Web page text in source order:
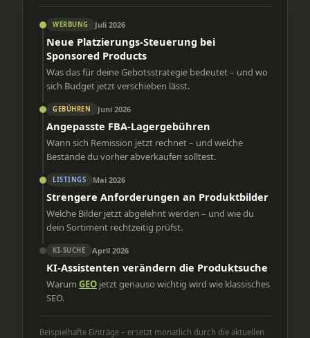
WERBUNG Juli 2026
Neue Platzierungs-Steuerung bei
Sponsored Products
Was das für deine Gebotsstrategie bedeutet – und wo
sich Budget jetzt verschieben lässt.
GEBÜHREN Juni 2026
Angepasste FBA-Lagergebühren
Wann sich Remission jetzt rechnet – und welche
Bestände du vorher abverkaufen solltest.
LISTINGS Mai 2026
Strengere Anforderungen an Produktbilder
Welche Bilder jetzt abgelehnt werden – und wie du
dein Sortiment rechtzeitig prüfst.
KI-SUCHE April 2026
KI-Assistenten verändern die Produktsuche
Warum GEO jetzt genauso wichtig wird wie klassisches
SEO.
Beispielhafte Einträge – ersetzt monatlich durch die aktuellen